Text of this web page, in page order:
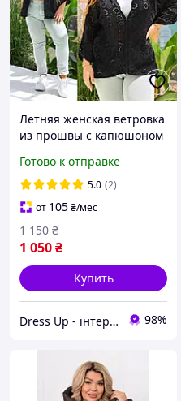
Летняя женская ветровка
из прошвы с капюшоном
48-58
Готово к отправке
5.0 (2)
от 105₴/мес
1 050₴
1 150 ₴
Купить
Dress Up - інтернет магазин жіночого одягу 98%